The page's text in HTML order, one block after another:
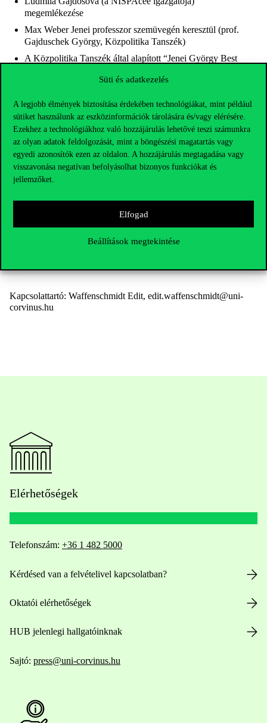
Süti és adatkezelés
A legjobb élmények biztosítása érdekében technológiákat, mint például
sütiket használunk az eszközinformációk tárolására és/vagy elérésére.
Ezekhez a technológiákhoz való hozzájárulás lehetővé teszi számunkra
az olyan adatok feldolgozását, mint a böngészési magatartás vagy
egyedi azonosítók ezen az oldalon. A hozzájárulás megtagadása vagy
visszavonása negatívan befolyásolhat bizonyos funkciókat és
jellemzőket.
Elfogad
Beállítások megtekintése
megemlékezése
Max Weber Jenei professzor szemüvegén keresztül (prof.
Gajduschek György, Közpolitika Tanszék)
A Közpolitika Tanszék által alapított “Jenei György Best
személyes emlékei a professzor úrról
12:00 Fogadás és kötetlen beszélgetés
A program folyamatosan frissül, a végleges verziót június 5-
én tesszük közzé a Közpolitika Tanszék
Reméljük, hogy minél többen csatlakoznak hozzánk ezen a
szívből jövő megemlékezésen, és személyes vagy online
jelenlétükkel hozzáárulnak ahhoz, hogy méltó módon
emlékezhessünk tudományos közösségünk szeretett
Kapcsolattartó: Waffenschmidt Edit, edit.waffenschmidt@uni-
corvinus.hu
Elérhetőségek
Telefonszám: +36 1 482 5000
Kérdésed van a felvételivel kapcsolatban?
Oktatói elérhetőségek
HUB jelenlegi hallgatóinknak
Sajtó: press@uni-corvinus.hu